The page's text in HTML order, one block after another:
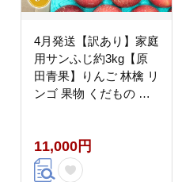
4月発送【訳あり】家庭
用サンふじ約3kg【原
田青果】りんご 林檎 リ
ンゴ 果物 くだもの フ
11,000円